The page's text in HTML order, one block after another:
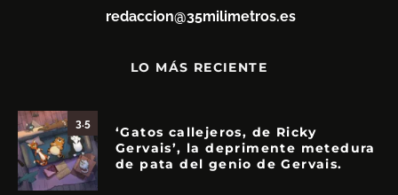
redaccion@35milimetros.es
LO MÁS RECIENTE
3.5
‘Gatos callejeros, de Ricky
Gervais’, la deprimente metedura
de pata del genio de Gervais.